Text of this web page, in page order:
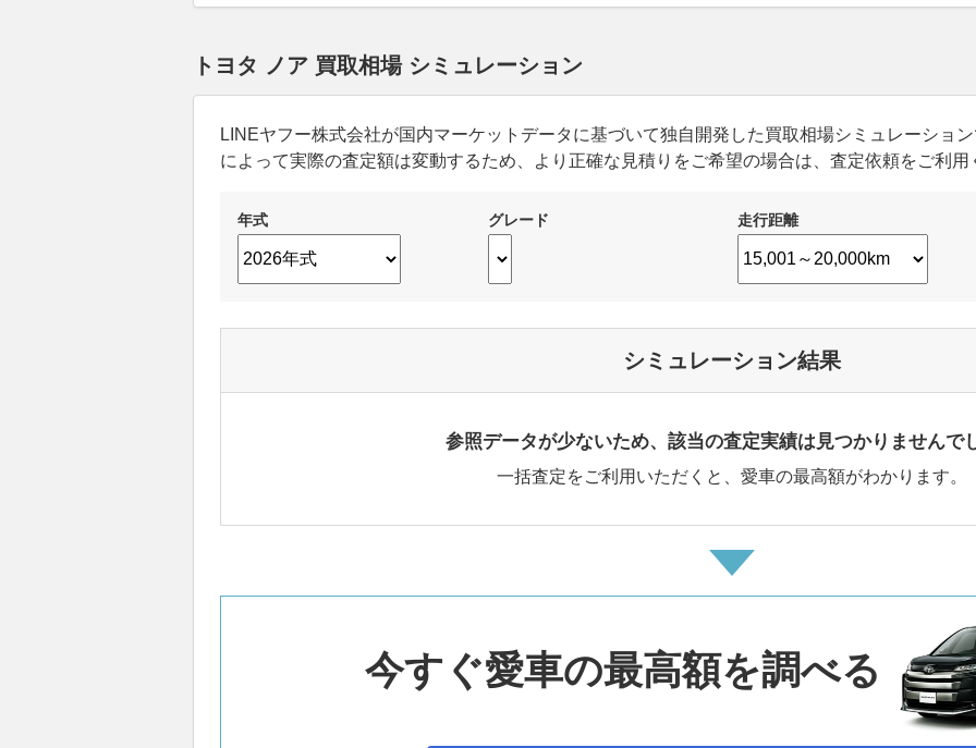
トヨタ ノア 買取相場 シミュレーション
LINEヤフー株式会社が国内マーケットデータに基づいて独自開発した買取相場シミュレーショ
によって実際の査定額は変動するため、より正確な見積りをご希望の場合は、査定依頼をご利用
年式 グレード 走行距離
シミュレーション結果
参照データが少ないため、該当の査定実績は見つかりませんで
一括査定をご利用いただくと、愛車の最高額がわかります。
今すぐ愛車の最高額を調べる